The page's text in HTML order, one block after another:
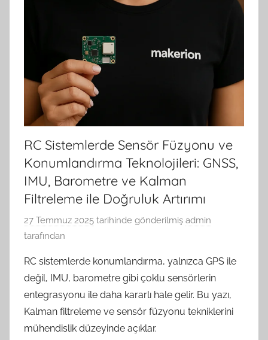
RC Sistemlerde Sensör Füzyonu ve
Konumlandırma Teknolojileri: GNSS,
IMU, Barometre ve Kalman
Filtreleme ile Doğruluk Artırımı
27 Temmuz 2025 tarihinde gönderilmiş admin
tarafından
RC sistemlerde konumlandırma, yalnızca GPS ile
değil, IMU, barometre gibi çoklu sensörlerin
entegrasyonu ile daha kararlı hale gelir. Bu yazı,
Kalman filtreleme ve sensör füzyonu tekniklerini
mühendislik düzeyinde açıklar.